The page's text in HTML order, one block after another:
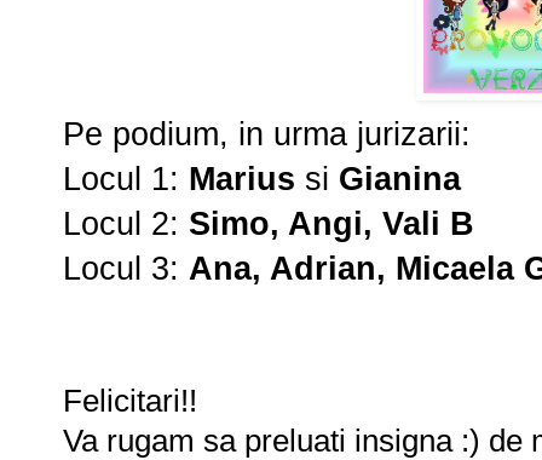
Pe podium, in urma jurizarii:
Locul 1: Marius si Gianina
Locul 2: Simo, Angi, Vali B
Locul 3: Ana, Adrian, Micaela
Felicitari!!
Va rugam sa preluati insigna :) de